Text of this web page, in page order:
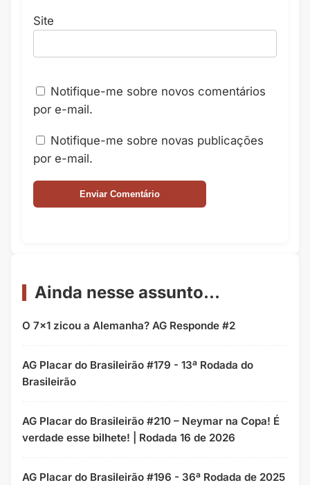
Site
Notifique-me sobre novos comentários
por e-mail.
Notifique-me sobre novas publicações
por e-mail.
Ainda nesse assunto...
O 7x1 zicou a Alemanha? AG Responde #2
AG Placar do Brasileirão #179 - 13ª Rodada do
Brasileirão
AG Placar do Brasileirão #210 – Neymar na Copa! É
verdade esse bilhete! | Rodada 16 de 2026
AG Placar do Brasileirão #196 - 36ª Rodada de 2025